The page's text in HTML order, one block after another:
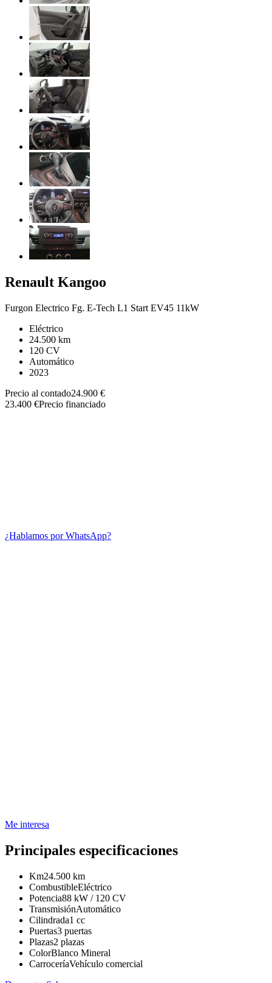
Renault Kangoo
Furgon Electrico Fg. E-Tech L1 Start EV45 11kW
Eléctrico
24.500 km
120 CV
Automático
2023
Precio al contado24.900 €
23.400 €Precio financiado
¿Hablamos por WhatsApp?
Me interesa
Principales especificaciones
Km24.500 km
CombustibleEléctrico
Potencia88 kW / 120 CV
TransmisiónAutomático
Cilindrada1 cc
Puertas3 puertas
Plazas2 plazas
ColorBlanco Mineral
CarroceríaVehículo comercial